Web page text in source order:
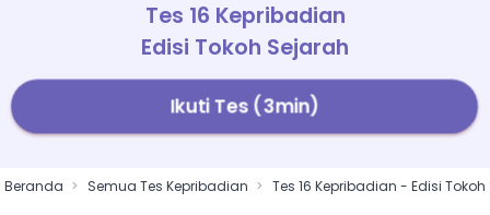
Tes 16 Kepribadian
Edisi Tokoh Sejarah
Ikuti Tes (3min)
Beranda Semua Tes Kepribadian Tes 16 Kepribadian - Edisi